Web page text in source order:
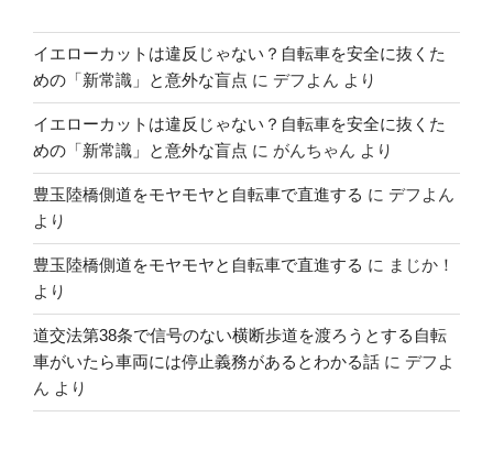
イエローカットは違反じゃない？自転車を安全に抜くた
めの「新常識」と意外な盲点 に デフよん より
イエローカットは違反じゃない？自転車を安全に抜くた
めの「新常識」と意外な盲点 に がんちゃん より
豊玉陸橋側道をモヤモヤと自転車で直進する に デフよん
より
豊玉陸橋側道をモヤモヤと自転車で直進する に まじか！
より
道交法第38条で信号のない横断歩道を渡ろうとする自転
車がいたら車両には停止義務があるとわかる話 に デフよ
ん より